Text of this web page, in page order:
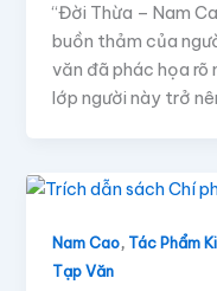
“Đời Thừa – Nam
buồn thảm của
văn đã phác họa rõ
lớp người này trở
Nam Cao, Tác Phẩm
Tạp Văn